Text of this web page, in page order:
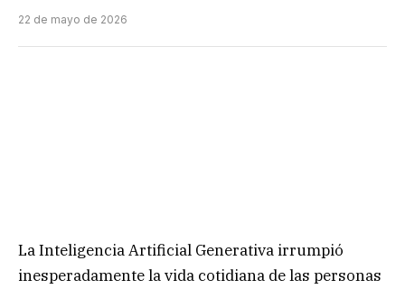
22 de mayo de 2026
La Inteligencia Artificial Generativa irrumpió
inesperadamente la vida cotidiana de las personas